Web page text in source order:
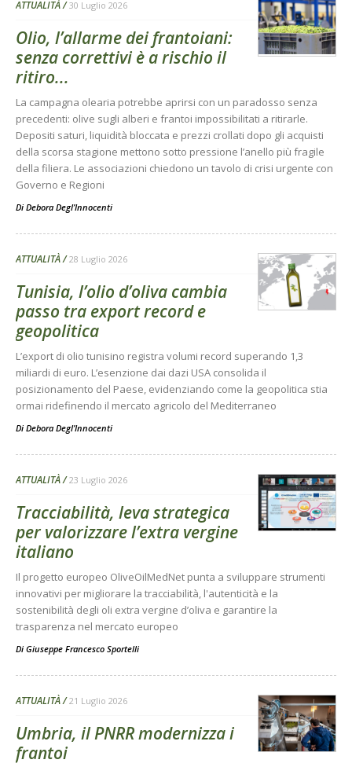
ATTUALITÀ 30 Luglio 2026
Olio, l’allarme dei frantoiani:
senza correttivi è a rischio il
ritiro...
La campagna olearia potrebbe aprirsi con un paradosso senza
precedenti: olive sugli alberi e frantoi impossibilitati a ritirarle.
Depositi saturi, liquidità bloccata e prezzi crollati dopo gli acquisti
della scorsa stagione mettono sotto pressione l’anello più fragile
della filiera. Le associazioni chiedono un tavolo di crisi urgente con
Governo e Regioni
Di Debora Degl’Innocenti
ATTUALITÀ 28 Luglio 2026
Tunisia, l’olio d’oliva cambia
passo tra export record e
geopolitica
L’export di olio tunisino registra volumi record superando 1,3
miliardi di euro. L’esenzione dai dazi USA consolida il
posizionamento del Paese, evidenziando come la geopolitica stia
ormai ridefinendo il mercato agricolo del Mediterraneo
Di Debora Degl’Innocenti
ATTUALITÀ 23 Luglio 2026
Tracciabilità, leva strategica
per valorizzare l’extra vergine
italiano
Il progetto europeo OliveOilMedNet punta a sviluppare strumenti
innovativi per migliorare la tracciabilità, l'autenticità e la
sostenibilità degli oli extra vergine d’oliva e garantire la
trasparenza nel mercato europeo
Di Giuseppe Francesco Sportelli
ATTUALITÀ 21 Luglio 2026
Umbria, il PNRR modernizza i
frantoi